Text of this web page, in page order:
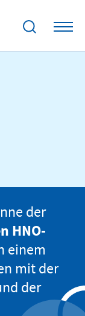
der
HNO-
einem
mit der
der